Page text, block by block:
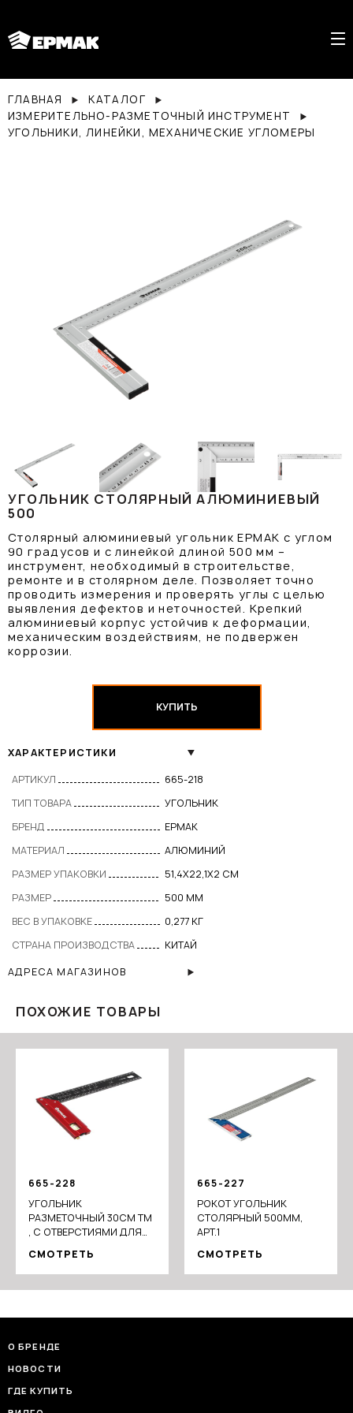
ГЛАВНАЯ
КАТАЛОГ
ИЗМЕРИТЕЛЬНО-РАЗМЕТОЧНЫЙ ИНСТРУМЕНТ
УГОЛЬНИКИ, ЛИНЕЙКИ, МЕХАНИЧЕСКИЕ УГЛОМЕРЫ
УГОЛЬНИК СТОЛЯРНЫЙ АЛЮМИНИЕВЫЙ
500
Столярный алюминиевый угольник ЕРМАК с углом
90 градусов и с линейкой длиной 500 мм –
инструмент, необходимый в строительстве,
ремонте и в столярном деле. Позволяет точно
проводить измерения и проверять углы с целью
выявления дефектов и неточностей. Крепкий
алюминиевый корпус устойчив к деформации,
механическим воздействиям, не подвержен
коррозии.
КУПИТЬ
ХАРАКТЕРИСТИКИ
АРТИКУЛ
665-218
ТИП ТОВАРА
УГОЛЬНИК
БРЕНД
ЕРМАК
МАТЕРИАЛ
АЛЮМИНИЙ
РАЗМЕР УПАКОВКИ
51,4Х22,1Х2 СМ
РАЗМЕР
500 ММ
ВЕС В УПАКОВКЕ
0,277 КГ
СТРАНА ПРОИЗВОДСТВА
КИТАЙ
АДРЕСА МАГАЗИНОВ
ПОХОЖИЕ ТОВАРЫ
665-228
УГОЛЬНИК
РАЗМЕТОЧНЫЙ 30СМ ТМ
, С ОТВЕРСТИЯМИ ДЛЯ
5ММ) И ПУЗЫРЬКОВЫМ
УРОВНЕМ
СМОТРЕТЬ
665-227
РОКОТ УГОЛЬНИК
СТОЛЯРНЫЙ 500ММ,
АРТ.1
СМОТРЕТЬ
О БРЕНДЕ
НОВОСТИ
ГДЕ КУПИТЬ